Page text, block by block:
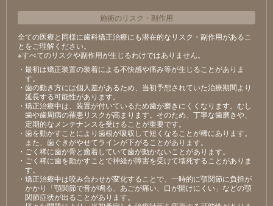
施術のリスク ・ 副作用
全ての医療と同様に歯科矯正治療にも潜在的なリスク・副作用があるこ
とをご理解ください。
※すべてのリスクや副作用が生じるわけではありません。
・最初は矯正装置の装着による不快感や痛み等が⽣じることがありま
す。
・⻭の動き⽅には個⼈差があるため、当初予想されていた治療期間より
延⻑する可能性があります。
・矯正治療中は、装置が付いているため⻭が磨きにくくなります。むし
⻭や⻭周病の罹患リスクが⾼まります。そのため、丁寧な⻭磨きや、
定期的なメンテナンスを受けることが重要です。
・⻭を動かすことにより⻭根が吸収して短くなることが稀にあります。
また、⻭ぐきがやせてラインが下がることがあります。
・ごく稀に⻭が⾻と癒着していて⻭が動かないことがあります。
・ごく稀に⻭を動かすことで神経が障害を受けて壊死することがありま
す。
・矯正治療中は咬み合わせが変化することで、⼀時的に顎関節に負担が
かかり「顎関節で⾳が鳴る、あごが痛い、⼝が開けにくい」などの顎
関節症状が出ることがあります。